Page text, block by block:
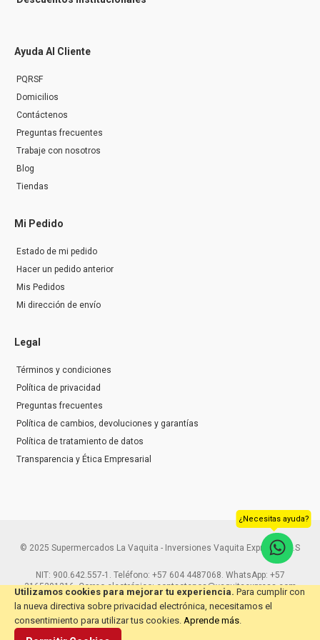
Utilizamos cookies para mejorar tu experiencia. Para cumplir con
la nueva directiva sobre privacidad electrónica, necesitamos el
consentimiento para utilizar tus cookies. Aprende más.
Ayuda Al Cliente
PQRSF
Domicilios
Contáctenos
Preguntas frecuentes
Trabaje con nosotros
Blog
Tiendas
Mi Pedido
Estado de mi pedido
Hacer un pedido anterior
Mis Pedidos
Mi dirección de envío
Legal
Términos y condiciones
Política de privacidad
Preguntas frecuentes
Política de cambios, devoluciones y garantías
Política de tratamiento de datos
Transparencia y Ética Empresarial
© 2025 Supermercados La Vaquita - Inversiones Vaquita Express S.A.S
NIT: 900.642.557-1. Teléfono: +57 604 4487068. WhatsApp: +57
3165291216. Correo electrónico: contactenos@vaquitaexpress.com
¿Necesitas ayuda?